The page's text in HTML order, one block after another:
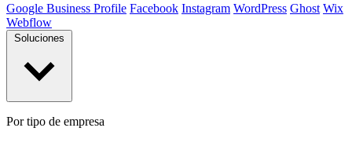
Google Business Profile Facebook Instagram WordPress Ghost Wix
Webflow
Por tipo de empresa